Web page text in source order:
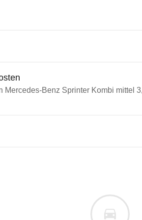
Mercedes-Benz Sprinter Kombi mittel
Baureihengeneration